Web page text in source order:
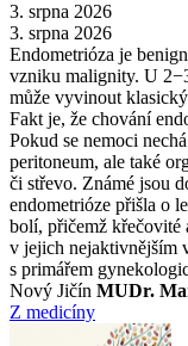
3. srpna 2026
3. srpna 2026
Endometrióza je
vzniku malignity. U
může vyvinout
Fakt je, že chování
Pokud se nemoci
peritoneum, ale také
či střevo. Známé jsou
endometrióze přišla o
bolí, přičemž křečovité
v jejich nejaktivnějším
s primářem
Nový Jičín MUDr.
Z medicíny